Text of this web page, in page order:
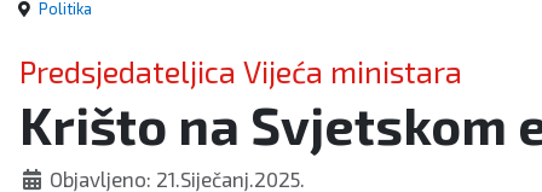
Politika
Predsjedateljica Vijeća ministara
Krišto na Svjetskom
Objavljeno: 21.Siječanj.2025.